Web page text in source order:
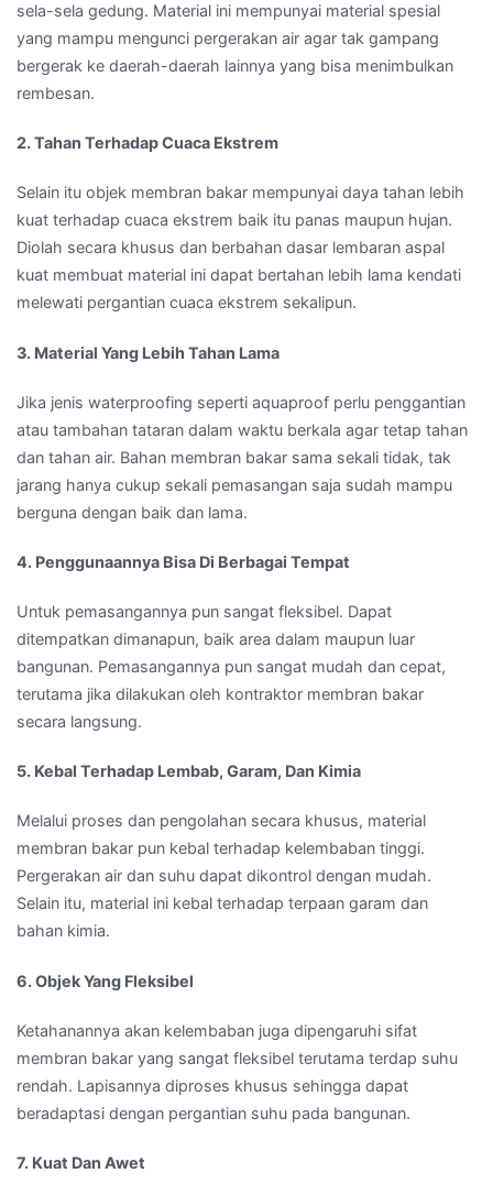
sela-sela gedung. Material ini mempunyai material spesial
yang mampu mengunci pergerakan air agar tak gampang
bergerak ke daerah-daerah lainnya yang bisa menimbulkan
rembesan.
2. Tahan Terhadap Cuaca Ekstrem
Selain itu objek membran bakar mempunyai daya tahan lebih
kuat terhadap cuaca ekstrem baik itu panas maupun hujan.
Diolah secara khusus dan berbahan dasar lembaran aspal
kuat membuat material ini dapat bertahan lebih lama kendati
melewati pergantian cuaca ekstrem sekalipun.
3. Material Yang Lebih Tahan Lama
Jika jenis waterproofing seperti aquaproof perlu penggantian
atau tambahan tataran dalam waktu berkala agar tetap tahan
dan tahan air. Bahan membran bakar sama sekali tidak, tak
jarang hanya cukup sekali pemasangan saja sudah mampu
berguna dengan baik dan lama.
4. Penggunaannya Bisa Di Berbagai Tempat
Untuk pemasangannya pun sangat fleksibel. Dapat
ditempatkan dimanapun, baik area dalam maupun luar
bangunan. Pemasangannya pun sangat mudah dan cepat,
terutama jika dilakukan oleh kontraktor membran bakar
secara langsung.
5. Kebal Terhadap Lembab, Garam, Dan Kimia
Melalui proses dan pengolahan secara khusus, material
membran bakar pun kebal terhadap kelembaban tinggi.
Pergerakan air dan suhu dapat dikontrol dengan mudah.
Selain itu, material ini kebal terhadap terpaan garam dan
bahan kimia.
6. Objek Yang Fleksibel
Ketahanannya akan kelembaban juga dipengaruhi sifat
membran bakar yang sangat fleksibel terutama terdap suhu
rendah. Lapisannya diproses khusus sehingga dapat
beradaptasi dengan pergantian suhu pada bangunan.
7. Kuat Dan Awet